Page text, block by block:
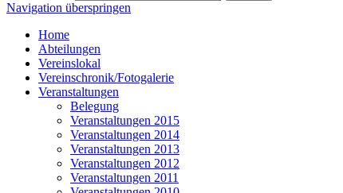
Navigation überspringen
Home
Abteilungen
Vereinslokal
Vereinschronik/Fotogalerie
Veranstaltungen
Belegung
Veranstaltungen 2015
Veranstaltungen 2014
Veranstaltungen 2013
Veranstaltungen 2012
Veranstaltungen 2011